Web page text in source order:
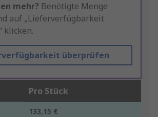
mehr? Benötigte Menge
auf „Lieferverfügbarkeit
klicken.
überprüfen
Pro Stück
133,15 €